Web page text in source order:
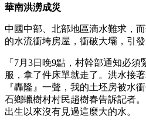
華南洪澇成災
中國中部、北部地區滴水難求，
的水流衝垮房屋，衝破大壩，引
「7月3日晚9點，村幹部通知必
服，拿了件床單就走了。洪水接
『轟隆』一聲，我的土坯房被水
石鄉蠟樹村村民趙樹春告訴記者
出生以來沒有見過這麼大的水。